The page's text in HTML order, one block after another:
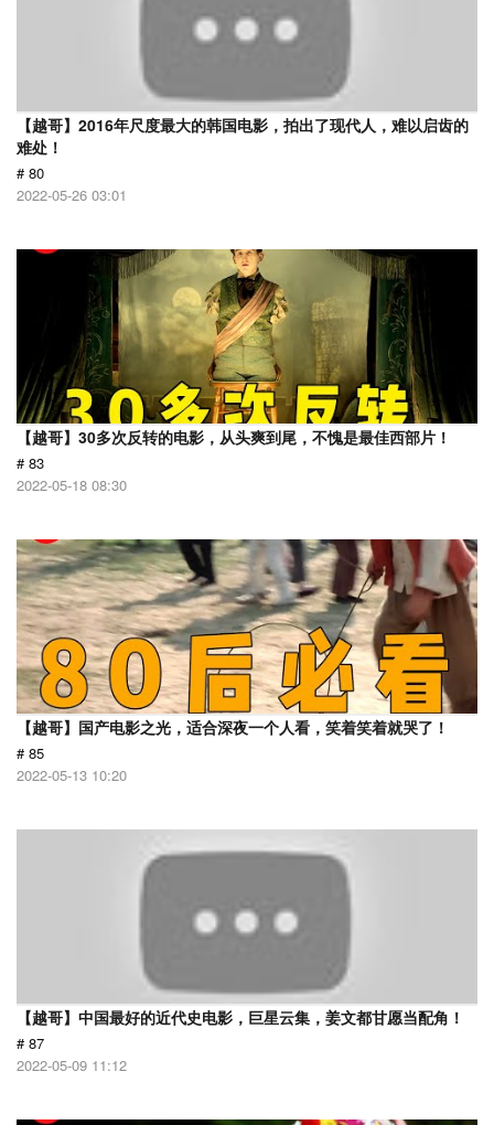
【越哥】2016年尺度最大的韩国电影，拍出了现代人，难以启齿的
难处！
# 80
2022-05-26 03:01
【越哥】30多次反转的电影，从头爽到尾，不愧是最佳西部片！
# 83
2022-05-18 08:30
【越哥】国产电影之光，适合深夜一个人看，笑着笑着就哭了！
# 85
2022-05-13 10:20
【越哥】中国最好的近代史电影，巨星云集，姜文都甘愿当配角！
# 87
2022-05-09 11:12